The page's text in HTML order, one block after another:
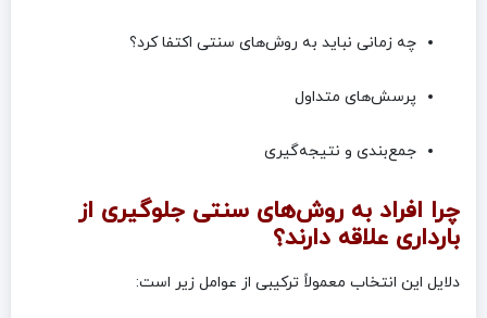
چه زمانی نباید به روش‌های سنتی اکتفا کرد؟
پرسش‌های متداول
جمع‌بندی و نتیجه‌گیری
چرا افراد به روش‌های سنتی جلوگیری از
بارداری علاقه دارند؟
دلایل این انتخاب معمولاً ترکیبی از عوامل زیر است: